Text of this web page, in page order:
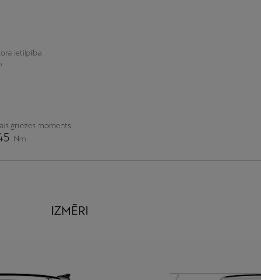
ietilpība
griezes moments
Nm
IZMĒRI